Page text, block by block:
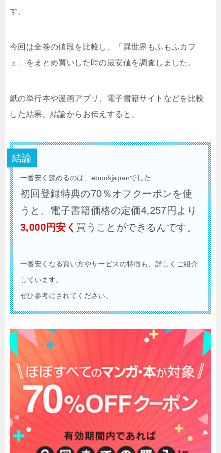
す。
今回は全巻の値段を比較し、「異世界もふもふカフ
ェ」をまとめ買いした時の最安値を調査しました。
紙の単行本や漫画アプリ、電子書籍サイトなどを比較
した結果、結論からお伝えすると、
結論
一番安く読めるのは、ebookjapanでした
初回登録特典の70％オフクーポンを使
うと、電子書籍価格の定価4,257円より
3,000円安く 買うことができるんです。
一番安くなる買い方やサービスの特徴も、詳しくご紹介
しています。
ぜひ参考にされてください。